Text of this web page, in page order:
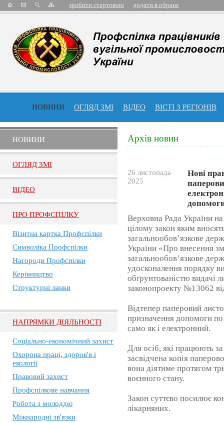
зробити стартовою додати в обране
НОВИНИ ОГЛЯД ЗМІ ВІДЕО ВІСТІ З РЕГІОНІВ
НОВИНИ
ОГЛЯД ЗМI
ВIДЕО
ПРО ПРОФСПIЛКУ
Візитна картка Профспілки
Символіка Профспілки
Нагороди Профспілки
Керівництво
Структурні ланки
НАПРЯМКИ ДІЯЛЬНОСТІ
Соціально-економічний захист
Охорона праці, здоров'я і
екології
Правовий захист
Профспілкове навчання
Робота з молоддю
Міжнародні зв'язки
Архів новин
26 листопада
2025
Нові
Верховна Рада України
цілому закон яким
загальнообов’язкове
України «Про внесення
загальнообов’язкове
удосконалення порядку
обґрунтованістю видачі
законопроекту №13062
Відтепер паперовий
призначення допомоги по
само як і електронний.
Для осіб, які працюють
засвідчена копія
вона діятиме протягом
воєнного стану.
Закон суттєво посилює
лікарняних.